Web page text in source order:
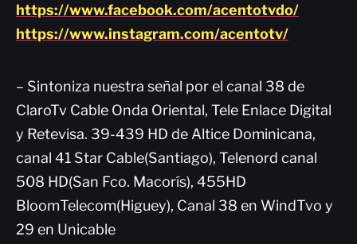
https://www.facebook.com/acentotvdo/
https://www.instagram.com/acentotv/
– Sintoniza nuestra señal por el canal 38 de
ClaroTv Cable Onda Oriental, Tele Enlace Digital
y Retevisa. 39-439 HD de Altice Dominicana,
canal 41 Star Cable(Santiago), Telenord canal
508 HD(San Fco. Macorís), 455HD
BloomTelecom(Higuey), Canal 38 en WindTvo y
29 en Unicable